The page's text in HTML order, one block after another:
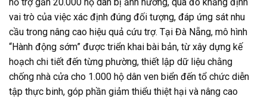
vai trò của việc xác định đúng đối tượng, đáp ứng sát nhu
cầu trong nâng cao hiệu quả cứu trợ. Tại Đà Nẵng, mô hình
“Hành động sớm” được triển khai bài bản, từ xây dựng kế
hoạch chi tiết đến từng phường, thiết lập dữ liệu chằng
chống nhà cửa cho 1.000 hộ dân ven biển đến tổ chức diễn
tập thực binh, góp phần giảm thiểu thiệt hại và nâng cao